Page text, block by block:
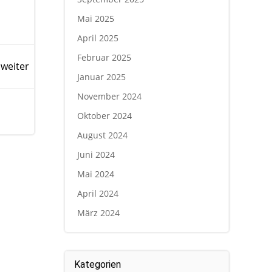
weiter
Mai 2025
April 2025
Februar 2025
Januar 2025
November 2024
Oktober 2024
August 2024
Juni 2024
Mai 2024
April 2024
März 2024
Kategorien